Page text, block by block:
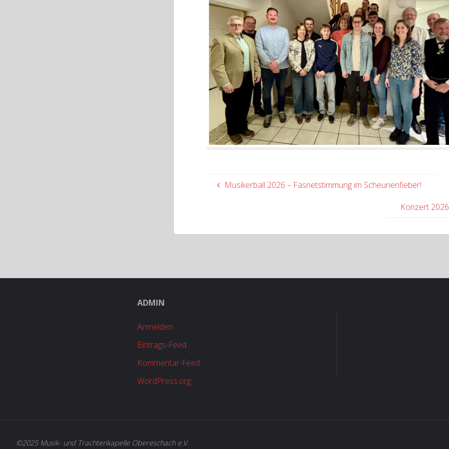
Musikerball 2026 – Fasnetstimmung im Scheunenfieber!
Konzert 2026
ADMIN
Anmelden
Eintrags-Feed
Kommentar-Feed
WordPress.org
©2025 Musik- und Trachtenkapelle Obereschach e.V.